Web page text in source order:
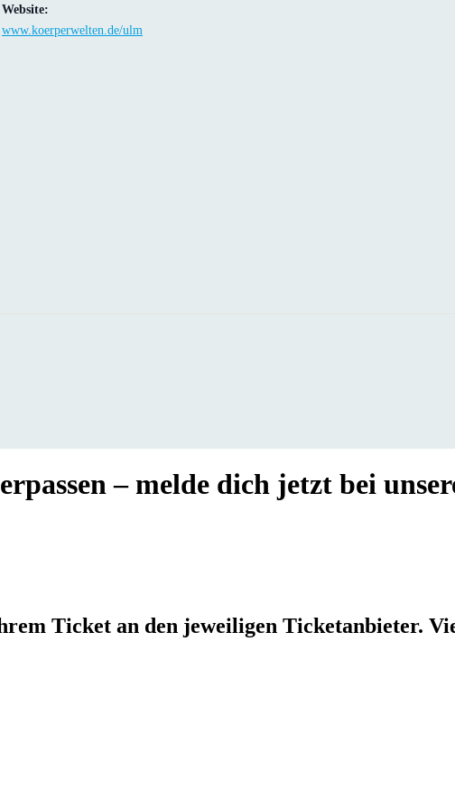
Website:
www.koerperwelten.de/ulm
– melde dich jetzt bei
Ticket an den jeweiligen Ticketanbieter.